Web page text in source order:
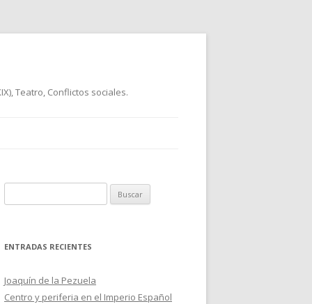
Teatro, Conflictos sociales.
u
c
r
:
ENTRADAS RECIENTES
Joaquín de la Pezuela
Centro y periferia en el Imperio Español